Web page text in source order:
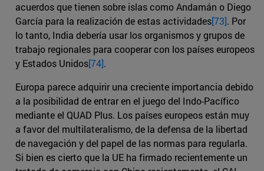
acuerdos que tienen sobre islas como Andamán o Diego
García para la realización de estas actividades[73]. Por
lo tanto, India debería usar los organismos y grupos de
trabajo regionales para cooperar con los países europeos
y Estados Unidos[74].
Europa parece adquirir una creciente importancia debido
a la posibilidad de entrar en el juego del Indo-Pacífico
mediante el QUAD Plus. Los países europeos están muy
a favor del multilateralismo, de la defensa de la libertad
de navegación y del papel de las normas para regularla.
Si bien es cierto que la UE ha firmado recientemente un